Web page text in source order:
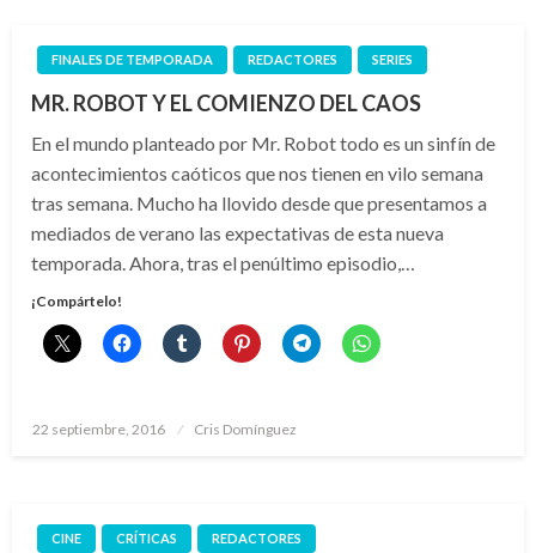
FINALES DE TEMPORADA REDACTORES SERIES
MR. ROBOT Y EL COMIENZO DEL CAOS
En el mundo planteado por Mr. Robot todo es un sinfín de
acontecimientos caóticos que nos tienen en vilo semana
tras semana. Mucho ha llovido desde que presentamos a
mediados de verano las expectativas de esta nueva
temporada. Ahora, tras el penúltimo episodio,…
¡Compártelo!
Publicado
22 septiembre, 2016 Cris Domínguez
CINE CRÍTICAS REDACTORES